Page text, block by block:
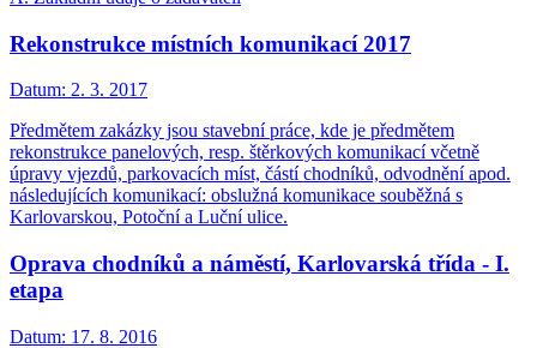
Rekonstrukce místních komunikací 2017
Datum: 2. 3. 2017
Předmětem zakázky jsou stavební práce, kde je předmětem
rekonstrukce panelových, resp. štěrkových komunikací včetně
úpravy vjezdů, parkovacích míst, částí chodníků, odvodnění apod.
následujících komunikací: obslužná komunikace souběžná s
Karlovarskou, Potoční a Luční ulice.
Oprava chodníků a náměstí, Karlovarská třída - I.
etapa
Datum: 17. 8. 2016